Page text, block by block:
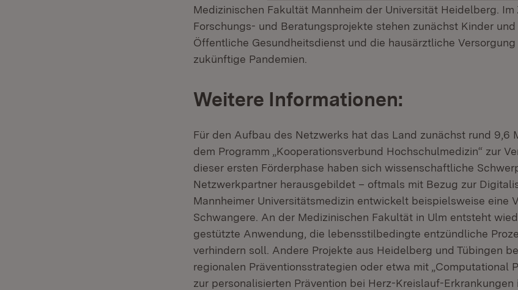
Medizinischen Fakultät Mannheim der Universität Heidelberg. Im
Forschungs- und Beratungsprojekte stehen zunächst Kinder
Öffentliche Gesundheitsdienst und die hausärztliche
zukünftige Pandemien.
Weitere Informationen:
Für den Aufbau des Netzwerks hat das Land zunächst rund 9,6
dem Programm „Kooperationsverbund Hochschulmedizin“ zur
dieser ersten Förderphase haben sich wissenschaftliche
Netzwerkpartner herausgebildet – oftmals mit Bezug zur
Mannheimer Universitätsmedizin entwickelt beispielsweise eine
Schwangere. An der Medizinischen Fakultät in Ulm entsteht
gestützte Anwendung, die lebensstilbedingte entzündliche
verhindern soll. Andere Projekte aus Heidelberg und Tübingen
regionalen Präventionsstrategien oder etwa mit „Computational
zur personalisierten Prävention bei Herz-Kreislauf-Erkrankungen